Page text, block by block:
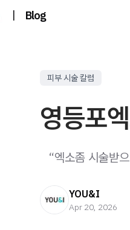
| Blog
피부 시술 칼럼
영등포
“엑소좀 시술
YOU&I
Apr 20, 2026